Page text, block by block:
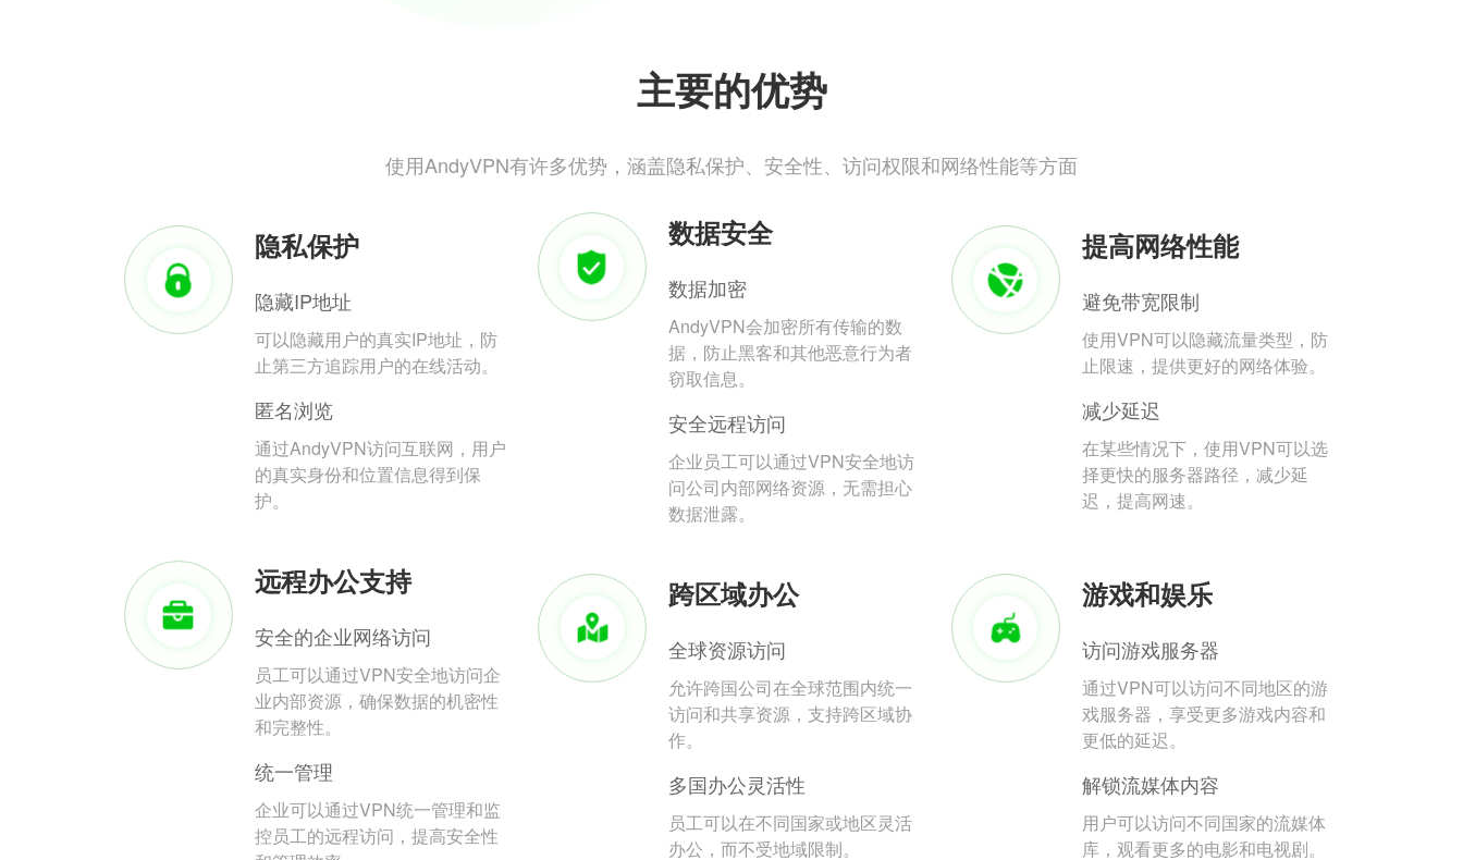
主要的优势
使用AndyVPN有许多优势，涵盖隐私保护、安全性、访问权限和网络性能等方面
隐私保护
隐藏IP地址
可以隐藏用户的真实IP地址，防
止第三方追踪用户的在线活动。
匿名浏览
通过AndyVPN访问互联网，用户
的真实身份和位置信息得到保
护。
数据安全
数据加密
AndyVPN会加密所有传输的数
据，防止黑客和其他恶意行为者
窃取信息。
安全远程访问
企业员工可以通过VPN安全地访
问公司内部网络资源，无需担心
数据泄露。
提高网络性能
避免带宽限制
使用VPN可以隐藏流量类型，防
止限速，提供更好的网络体验。
减少延迟
在某些情况下，使用VPN可以选
择更快的服务器路径，减少延
迟，提高网速。
远程办公支持
安全的企业网络访问
员工可以通过VPN安全地访问企
业内部资源，确保数据的机密性
和完整性。
统一管理
企业可以通过VPN统一管理和监
控员工的远程访问，提高安全性
跨区域办公
全球资源访问
允许跨国公司在全球范围内统一
访问和共享资源，支持跨区域协
作。
多国办公灵活性
员工可以在不同国家或地区灵活
办公，而不受地域限制。
游戏和娱乐
访问游戏服务器
通过VPN可以访问不同地区的游
戏服务器，享受更多游戏内容和
更低的延迟。
解锁流媒体内容
用户可以访问不同国家的流媒体
库，观看更多的电影和电视剧。